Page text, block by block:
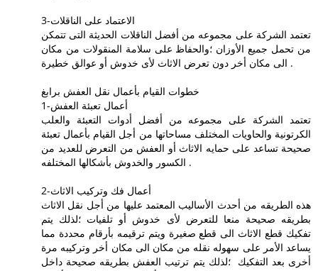
3-الاعتماد على الناقلات
تعتمد الشركة على مجموعه من أفضل الناقلات الحديثة التى تتمكن
من تحمل جميع الأوزان ؛والحفاظ على سلامة المنقولات من مكان
الى مكان أخر دون تعرض الاثاث لأى خدوش أو عوالق خطيرة .
خطوات القيام بأعمال نقل العفش برابغ
1-أعمال تعبئة العفش
تعتمد الشركة على مجموعه من أفضل أدوات التعبئة والعلب
الكرتونية والحاويات المختلف مساحاتها من أجل القيام بأعمال تعبئة
صحيحة تساعد على حمايه الاثاث أو العفش من التعرض للعديد من
الكسور والخدوش بأشكالها المختلفه .
2-أعمال فك وتركيب الاثاث
هذه الطريقه من أحدث الأساليب المعتمد عليها من أجل نقل الاثاث
بطريقه صحيحة منعا للتعرض لأى خدوش أو تلفيات ؛لذلك يتم
تفكيك قطع الاثاث الى قطع صغيرة ويتم ترقيمه بأرقام محددة مما
يساعد الأمر على سهوله نقله من مكان الى مكان أخر وتركيبه مرة
أخرى بعد التفكيك ؛لذلك يتم ترتيب العفش بطريقه صحيحة داخل